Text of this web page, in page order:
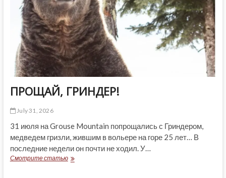
ПРОЩАЙ, ГРИНДЕР!
July 31, 2026
31 июля на Grouse Mountain попрощались с Гриндером,
медведем гризли, жившим в вольере на горе 25 лет… В
последние недели он почти не ходил. У…
Смотрите статьюПРОЩАЙ,